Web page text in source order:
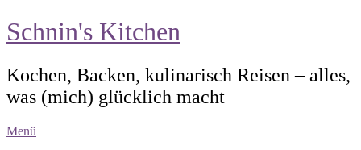
Schnin's Kitchen
Kochen, Backen, kulinarisch Reisen – alles,
was (mich) glücklich macht
Menü